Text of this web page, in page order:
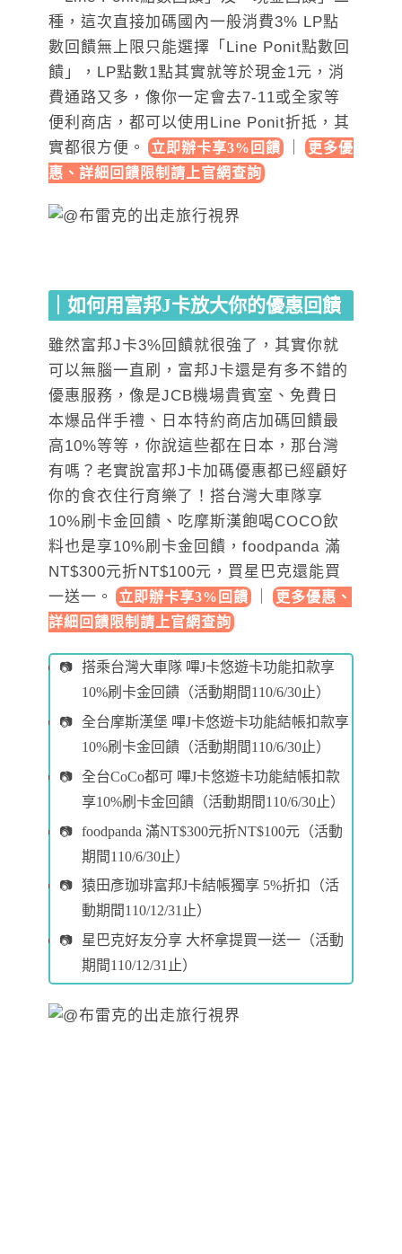
種，這次直接加碼國內一般消費3% LP點
數回饋無上限只能選擇「Line Ponit點數回
饋」，LP點數1點其實就等於現金1元，消
費通路又多，像你一定會去7-11或全家等
便利商店，都可以使用Line Ponit折抵，其
實都很方便。
立即辦卡享3%回饋
更多優
惠、詳細回饋限制請上官網查詢
｜如何用富邦J卡放大你的優惠回饋
雖然富邦J卡3%回饋就很強了，其實你就
可以無腦一直刷，富邦J卡還是有多不錯的
優惠服務，像是JCB機場貴賓室、免費日
本爆品伴手禮、日本特約商店加碼回饋最
高10%等等，你說這些都在日本，那台灣
有嗎？老實說富邦J卡加碼優惠都已經顧好
你的食衣住行育樂了！搭台灣大車隊享
10%刷卡金回饋、吃摩斯漢飽喝COCO飲
料也是享10%刷卡金回饋，foodpanda 滿
NT$300元折NT$100元，買星巴克還能買
一送一。
立即辦卡享3%回饋
更多優惠、
詳細回饋限制請上官網查詢
搭乘台灣大車隊 嗶J卡悠遊卡功能扣款享
10%刷卡金回饋（活動期間110/6/30止）
全台摩斯漢堡 嗶J卡悠遊卡功能結帳扣款享
10%刷卡金回饋（活動期間110/6/30止）
全台CoCo都可 嗶J卡悠遊卡功能結帳扣款
享10%刷卡金回饋（活動期間110/6/30止）
foodpanda 滿NT$300元折NT$100元（活動
期間110/6/30止）
猿田彥珈琲富邦J卡結帳獨享 5%折扣（活
動期間110/12/31止）
星巴克好友分享 大杯拿提買一送一（活動
期間110/12/31止）